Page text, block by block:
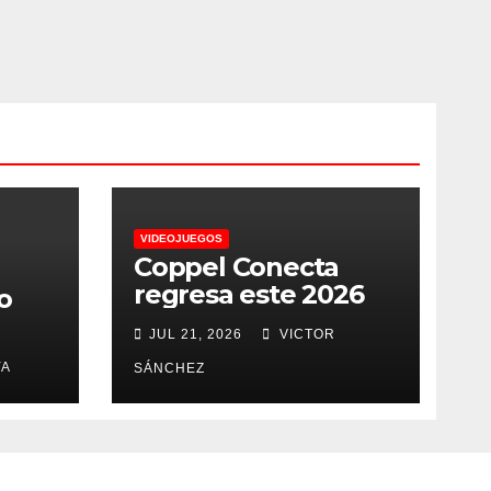
VIDEOJUEGOS
Coppel Conecta
regresa este 2026
JUL 21, 2026 VICTOR
SÁNCHEZ